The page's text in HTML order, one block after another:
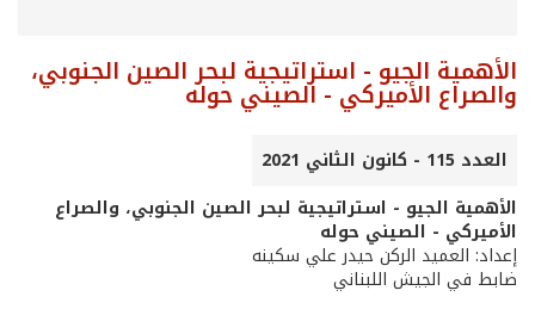
الأهمية الجيو - استراتيجية لبحر الصين الجنوبي،
والصراع الأميركي - الصيني حوله
العدد 115 - كانون الثاني 2021
الأهمية الجيو - استراتيجية لبحر الصين الجنوبي، والصراع
الأميركي - الصيني حوله
إعداد: العميد الركن حيدر علي سكينه
ضابط في الجيش اللبناني